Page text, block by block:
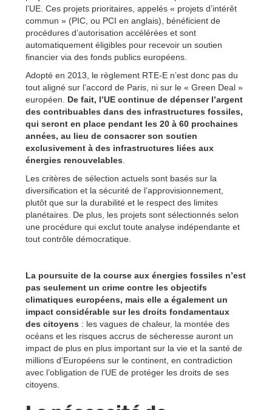
l’UE. Ces projets prioritaires, appelés « projets d’intérêt
commun » (PIC, ou PCI en anglais), bénéficient de
procédures d’autorisation accélérées et sont
automatiquement éligibles pour recevoir un soutien
financier via des fonds publics européens.
Adopté en 2013, le règlement RTE-E n’est donc pas du
tout aligné sur l’accord de Paris, ni sur le « Green Deal »
européen. De fait, l’UE continue de dépenser l’argent
des contribuables dans des infrastructures fossiles,
qui seront en place pendant les 20 à 60 prochaines
années, au lieu de consacrer son soutien
exclusivement à des infrastructures liées aux
énergies renouvelables
Les critères de sélection actuels sont basés sur la
diversification et la sécurité de l’approvisionnement,
plutôt que sur la durabilité et le respect des limites
planétaires. De plus, les projets sont sélectionnés selon
une procédure qui exclut toute analyse indépendante et
tout contrôle démocratique.
La poursuite de la course aux énergies fossiles n’est
pas seulement un crime contre les objectifs
climatiques européens, mais elle a également un
impact considérable sur les droits fondamentaux
des citoyens : les vagues de chaleur, la montée des
océans et les risques accrus de sécheresse auront un
impact de plus en plus important sur la vie et la santé de
millions d’Européens sur le continent, en contradiction
avec l’obligation de l’UE de protéger les droits de ses
citoyens.